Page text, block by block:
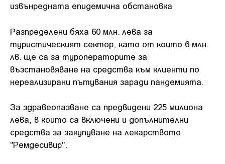
извънредната епидемична обстановка
Разпределени бяха 60 млн. лева за
туристическият сектор, като от които 6 млн.
лв. ще са за туроператорите за
възстановяване на средства към клиенти по
нереализирани пътувания заради пандемията.
За здравеопазване са предвидени 225 милиона
лева, в които са включени и допълнителни
средства за закупуване на лекарството
"Ремдесивир".